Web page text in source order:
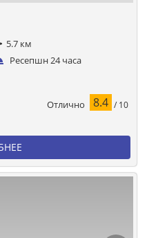
5.7 км
Ресепшн 24 часа
Отлично 8.4 / 10